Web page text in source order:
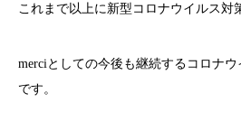
これまで以上に新型コロナウイルス対
merci としての今後も継続するコロナ
です。